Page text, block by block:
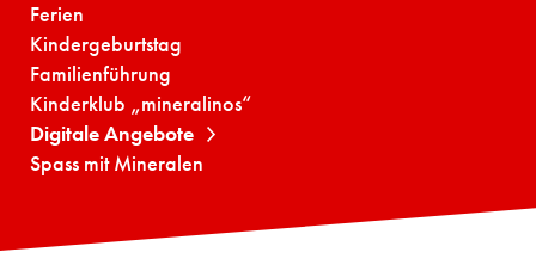
Ferien
Kindergeburtstag
Familienführung
Kinderklub „mineralinos“
Digitale Angebote
Spass mit Mineralen